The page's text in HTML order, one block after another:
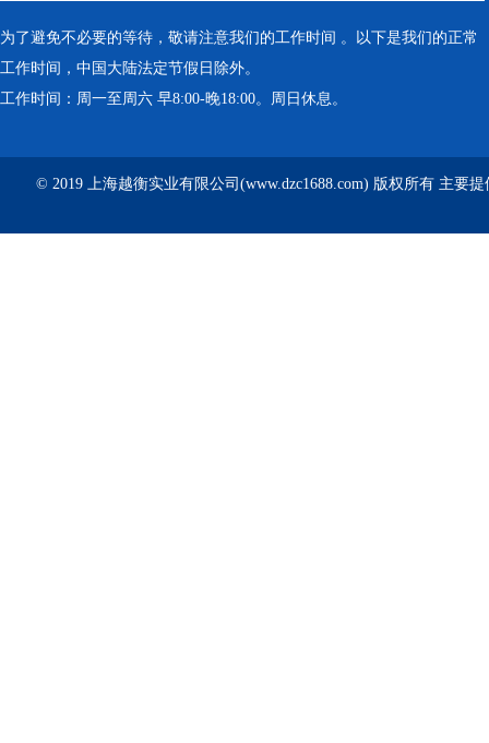
为了避免不必要的等待，敬请注意我们的工作时间 。以下是我们的正常
工作时间，中国大陆法定节假日除外。
工作时间：周一至周六 早8:00-晚18:00。周日休息。
© 2019 上海越衡实业有限公司(www.dzc1688.com) 版权所有 主要提